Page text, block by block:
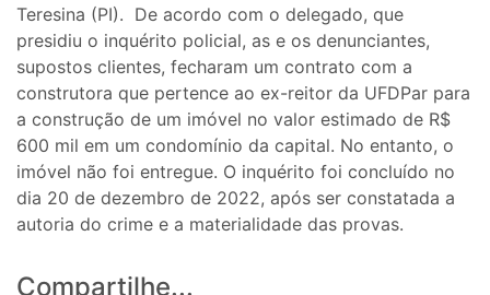
Teresina (PI). De acordo com o delegado, que
presidiu o inquérito policial, as e os denunciantes,
supostos clientes, fecharam um contrato com a
construtora que pertence ao ex-reitor da UFDPar para
a construção de um imóvel no valor estimado de R$
600 mil em um condomínio da capital. No entanto, o
imóvel não foi entregue. O inquérito foi concluído no
dia 20 de dezembro de 2022, após ser constatada a
autoria do crime e a materialidade das provas.
Compartilhe...